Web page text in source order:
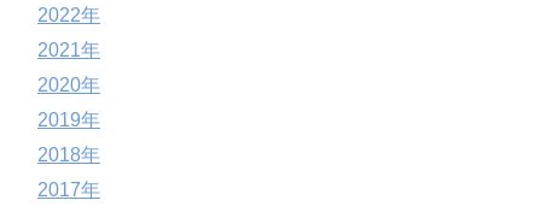
2022年
2021年
2020年
2019年
2018年
2017年